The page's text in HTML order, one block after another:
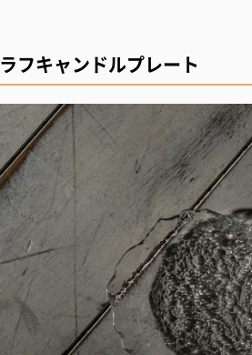
ラフキャンドルプレート